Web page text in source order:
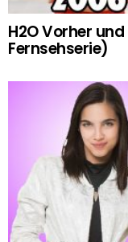
H2O Vorher
Fernsehserie)